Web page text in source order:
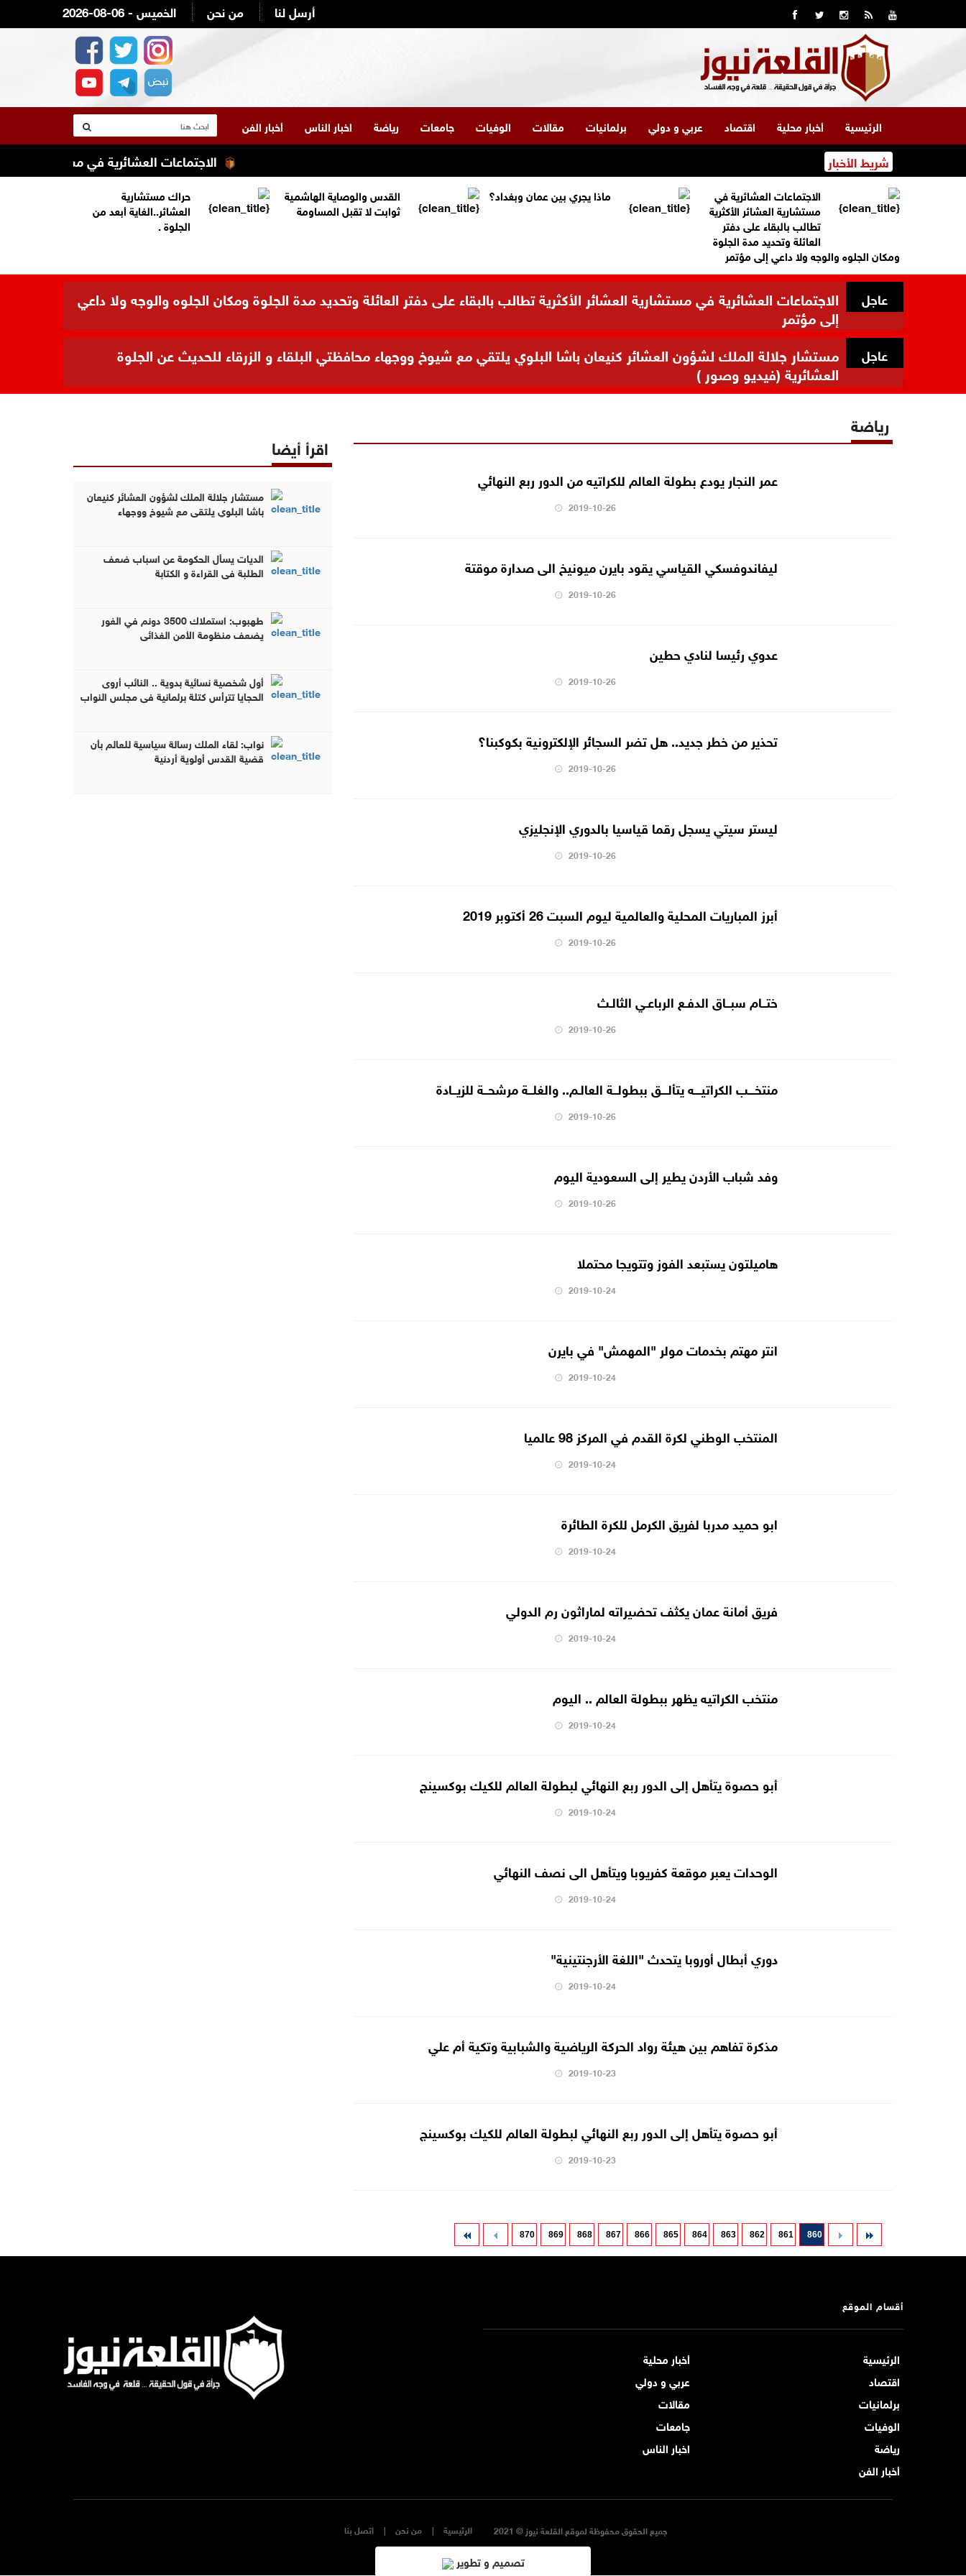
2026-08-06 - الخميس من نحن أرسل لنا
الرئيسية أخبار محلية اقتصاد عربي و دولي برلمانيات مقالات الوفيات جامعات رياضة اخبار الناس أخبار الفن
شريط الأخبار الاجتماعات العشائرية في مستشارية العشائر
الاجتماعات العشائرية في
مستشارية العشائر الأكثرية
تطالب بالبقاء على دفتر
العائلة وتحديد مدة الجلوة
ومكان الجلوه والوجه ولا داعي إلى مؤتمر
ماذا يجري بين عمان وبغداد؟
القدس والوصاية الهاشمية
ثوابت لا تقبل المساومة
حراك مستشارية
العشائر..الغاية أبعد من
الجلوة .
عاجل الاجتماعات العشائرية في مستشارية العشائر الأكثرية تطالب بالبقاء على دفتر العائلة وتحديد مدة الجلوة ومكان الجلوه والوجه ولا داعي
إلى مؤتمر
عاجل مستشار جلالة الملك لشؤون العشائر كنيعان باشا البلوي يلتقي مع شيوخ ووجهاء محافظتي البلقاء و الزرقاء للحديث عن الجلوة
العشائرية (فيديو وصور )
رياضة
عمر النجار يودع بطولة العالم للكراتيه من الدور ربع النهائي
2019-10-26
ليفاندوفسكي القياسي يقود بايرن ميونيخ الى صدارة موقتة
2019-10-26
عدوي رئيسا لنادي حطين
2019-10-26
تحذير من خطر جديد.. هل تضر السجائر الإلكترونية بكوكبنا؟
2019-10-26
ليستر سيتي يسجل رقما قياسيا بالدوري الإنجليزي
2019-10-26
أبرز المباريات المحلية والعالمية ليوم السبت 26 أكتوبر 2019
2019-10-26
ختــام سبــاق الدفـع الرباعـي الثالـث
2019-10-26
منتخـــب الكراتيـــه يتألـــق ببطولــة العالـم.. والغلــة مرشحــة للزيــادة
2019-10-26
وفد شباب الأردن يطير إلى السعودية اليوم
2019-10-26
هاميلتون يستبعد الفوز وتتويجا محتملا
2019-10-24
انتر مهتم بخدمات مولر "المهمش" في بايرن
2019-10-24
المنتخب الوطني لكرة القدم في المركز 98 عالميا
2019-10-24
ابو حميد مدربا لفريق الكرمل للكرة الطائرة
2019-10-24
فريق أمانة عمان يكثف تحضيراته لماراثون رم الدولي
2019-10-24
منتخب الكراتيه يظهر ببطولة العالم .. اليوم
2019-10-24
أبو حصوة يتأهل إلى الدور ربع النهائي لبطولة العالم للكيك بوكسينج
2019-10-24
الوحدات يعبر موقعة كفريوبا ويتأهل الى نصف النهائي
2019-10-24
دوري أبطال أوروبا يتحدث "اللغة الأرجنتينية"
2019-10-24
مذكرة تفاهم بين هيئة رواد الحركة الرياضية والشبابية وتكية أم علي
2019-10-23
أبو حصوة يتأهل إلى الدور ربع النهائي لبطولة العالم للكيك بوكسينج
2019-10-23
860
861
862
863
864
865
866
867
868
869
870
اقرأ أيضا
مستشار جلالة الملك لشؤون العشائر كنيعان
باشا البلوي يلتقي مع شيوخ ووجهاء
الديات يسأل الحكومة عن اسباب ضعف
الطلبة في القراءة و الكتابة
طهبوب: استملاك 3500 دونم في الغور
يضعف منظومة الأمن الغذائي
أول شخصية نسائية بدوية .. النائب أروى
الحجايا تترأس كتلة برلمانية في مجلس النواب
نواب: لقاء الملك رسالة سياسية للعالم بأن
قضية القدس أولوية أردنية
أقسام الموقع
الرئيسية
أخبار محلية
اقتصاد
عربي و دولي
برلمانيات
مقالات
الوفيات
جامعات
رياضة
اخبار الناس
أخبار الفن
جميع الحقوق محفوظة لموقع القلعة نيوز © 2021 اتصل بنا من نحن الرئيسية
تصميم و تطوير